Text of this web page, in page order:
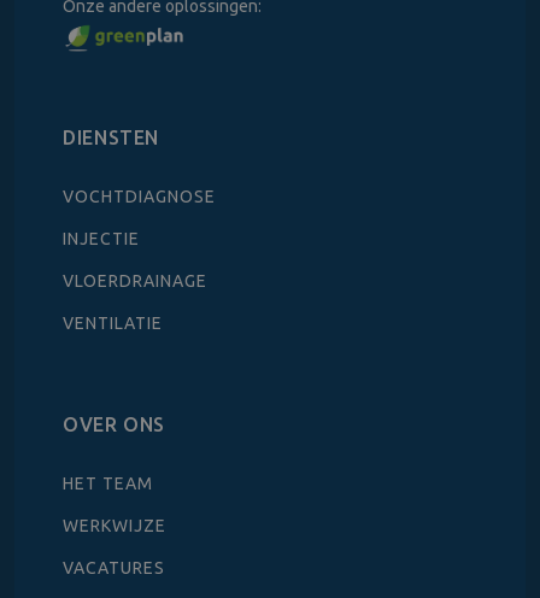
Onze andere oplossingen:
DIENSTEN
VOCHTDIAGNOSE
INJECTIE
VLOERDRAINAGE
VENTILATIE
OVER ONS
HET TEAM
WERKWIJZE
VACATURES